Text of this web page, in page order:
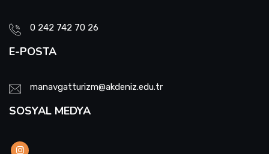
0 242 742 70 26
E-POSTA
manavgatturizm@akdeniz.edu.tr
SOSYAL MEDYA